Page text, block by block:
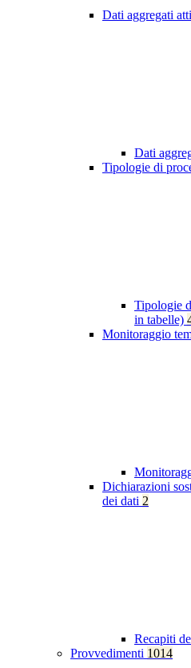
Dati aggregati
Dati
Tipologie di
Tipologie
in tabelle)
Monitoraggio
Dichiarazioni
dei dati 2
Recapiti
Provvedimenti 1014